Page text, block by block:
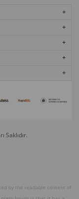
Saklıdır.
by the readable content of